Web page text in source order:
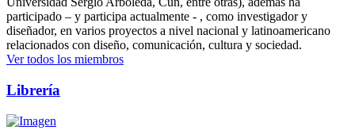
participado – y participa actualmente - , como investigador y
diseñador, en varios proyectos a nivel nacional y latinoamericano
relacionados con diseño, comunicación, cultura y sociedad.
Ver todos los miembros
Librería